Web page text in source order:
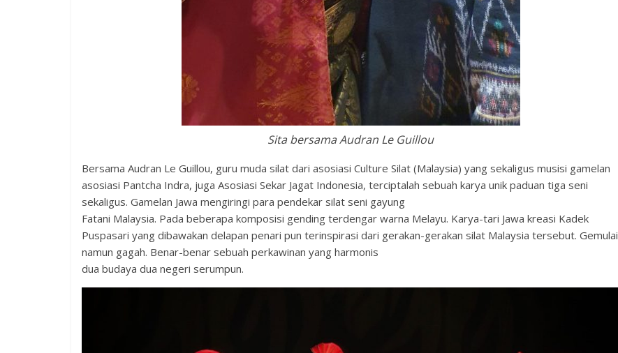
Sita bersama Audran Le Guillou
Bersama Audran Le Guillou, guru muda silat dari asosiasi Culture Silat (Malaysia) yang sekaligus musisi gamelan
asosiasi Pantcha Indra, juga Asosiasi Sekar Jagat Indonesia, terciptalah sebuah karya unik paduan tiga seni
sekaligus. Gamelan Jawa mengiringi para pendekar silat seni gayung
Fatani Malaysia. Pada beberapa komposisi gending terdengar warna Melayu. Karya-tari Jawa kreasi Kadek
Puspasari yang dibawakan delapan penari pun terinspirasi dari gerakan-gerakan silat Malaysia tersebut. Gemulai
namun gagah. Benar-benar sebuah perkawinan yang harmonis
dua budaya dua negeri serumpun.